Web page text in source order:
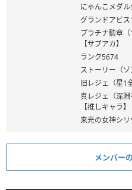
にゃんこメダ
グランドアビ
プラチナ勲章（
【サブアカ】
ランク5674
ストーリー（ゾ
旧レジェ（星1
真レジェ（深淵
【推しキャラ】
来光の女神シリ
メンバー